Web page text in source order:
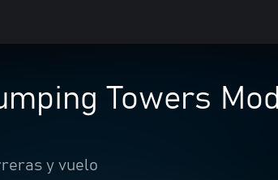
Towers
y vuelo